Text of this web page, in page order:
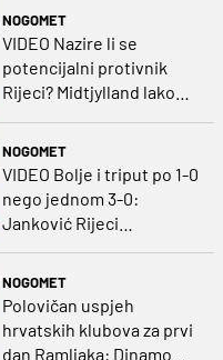
NOGOMET
VIDEO Nazire li se
potencijalni protivnik
Rijeci? Midtjylland lako
NOGOMET
VIDEO Bolje i triput po 1-0
nego jednom 3-0:
Janković Rijeci
projektilom donio slavlje
protivnika
NOGOMET
Polovičan uspjeh
hrvatskih klubova za prvi
dan Ramljaka: Dinamo